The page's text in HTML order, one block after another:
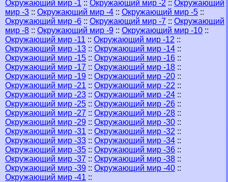
Окружающий мир -1 :: Окружающий мир -2 :: Окружающий
мир -3 :: Окружающий мир -4 :: Окружающий мир -5 ::
Окружающий мир -6 :: Окружающий мир -7 :: Окружающий
мир -8 :: Окружающий мир -9 :: Окружающий мир -10 ::
Окружающий мир -11 :: Окружающий мир -12 ::
Окружающий мир -13 :: Окружающий мир -14 ::
Окружающий мир -15 :: Окружающий мир -16 ::
Окружающий мир -17 :: Окружающий мир -18 ::
Окружающий мир -19 :: Окружающий мир -20 ::
Окружающий мир -21 :: Окружающий мир -22 ::
Окружающий мир -23 :: Окружающий мир -24 ::
Окружающий мир -25 :: Окружающий мир -26 ::
Окружающий мир -27 :: Окружающий мир -28 ::
Окружающий мир -29 :: Окружающий мир -30 ::
Окружающий мир -31 :: Окружающий мир -32 ::
Окружающий мир -33 :: Окружающий мир -34 ::
Окружающий мир -35 :: Окружающий мир -36 ::
Окружающий мир -37 :: Окружающий мир -38 ::
Окружающий мир -39 :: Окружающий мир -40 ::
Окружающий мир -41 ::